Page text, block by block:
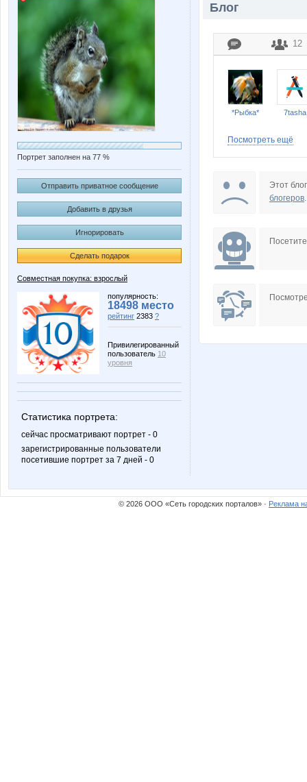
Портрет заполнен на 77 %
Отправить приватное сообщение
Добавить в друзья
Игнорировать
Сделать подарок
Совместная покупка: взрослый
популярность:
18498 место
рейтинг 2383 ?
Привилегированный
пользователь 10
уровня
Статистика портрета:
сейчас просматривают портрет - 0
зарегистрированные пользователи
посетившие портрет за 7 дней - 0
Блог
12
*Рыбка* 7tasha
Посмотреть ещё
Этот
блогеров.
© 2026 ООО «Сеть городских порталов» · Реклама